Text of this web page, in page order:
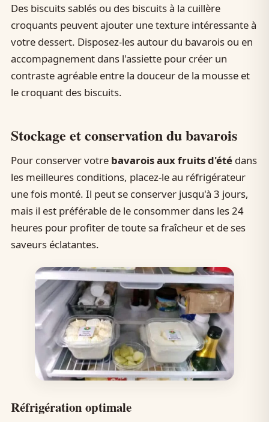
Des biscuits sablés ou des biscuits à la cuillère
croquants peuvent ajouter une texture intéressante à
votre dessert. Disposez-les autour du bavarois ou en
accompagnement dans l'assiette pour créer un
contraste agréable entre la douceur de la mousse et
le croquant des biscuits.
Stockage et conservation du bavarois
Pour conserver votre bavarois aux fruits d'étédans
les meilleures conditions, placez-le au réfrigérateur
une fois monté. Il peut se conserver jusqu'à 3 jours,
mais il est préférable de le consommer dans les 24
heures pour profiter de toute sa fraîcheur et de ses
saveurs éclatantes.
Réfrigération optimale